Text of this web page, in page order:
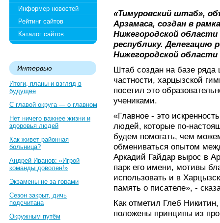
Информер новостей
Рейтинг сайтов
Каталог сайтов
Интервью
Итоги, планы и взгляд в
будущее
С главой округа — о главном
Нет ничего важнее жизни и
здоровья людей
Как живет районная
больница?
Андрей Иванов: «Игрой
команды доволен!»
Экзамены не за горами
Сезон закрыт, дичь
подсчитана
Окружным путём
«Тимуровский штаб»,
Арзамаса, создан в
Нижегородской
республику. Делегацию
Нижегородской
Штаб создан на базе
частности, харцызской
посетил это
учениками.
«Главное - это
людей, которые по-
будем помогать, чем
обмениваться опытом
Аркадий Гайдар вырос в
парк его имени, мотивы
использовать и в
память о писателе», -
Как отметил Глеб
положены принципы из